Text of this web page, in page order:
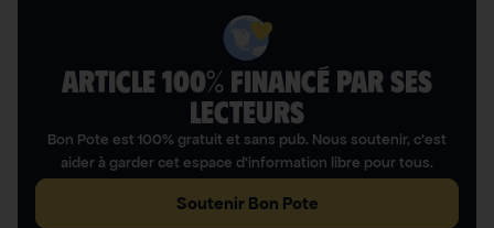
ARTICLE 100% FINANCÉ PAR SES
LECTEURS​
Bon Pote est 100% gratuit et sans pub. Nous soutenir, c’est
aider à garder cet espace d’information libre pour tous.
Soutenir Bon Pote